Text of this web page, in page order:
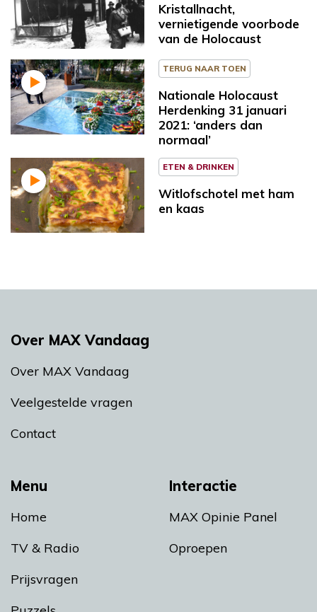
Kristallnacht,
vernietigende voorbode
van de Holocaust
TERUG NAAR TOEN
Nationale Holocaust
Herdenking 31 januari
2021: ‘anders dan
normaal’
ETEN & DRINKEN
Witlofschotel met ham
en kaas
Menu
Home
TV & Radio
Prijsvragen
Interactie
MAX Opinie Panel
Oproepen
Over MAX Vandaag
Over MAX Vandaag
Veelgestelde vragen
Contact